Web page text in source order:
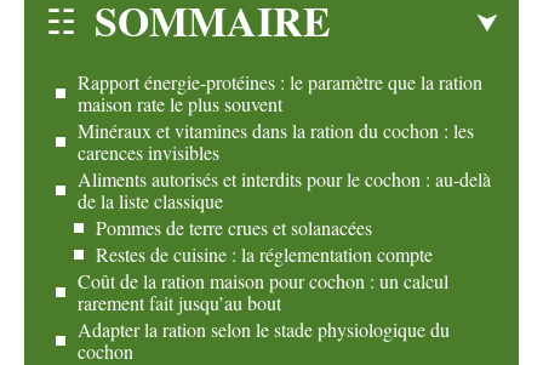
SOMMAIRE
Rapport énergie-protéines : le paramètre que la ration
maison rate le plus souvent
Minéraux et vitamines dans la ration du cochon : les
carences invisibles
Aliments autorisés et interdits pour le cochon : au-delà
de la liste classique
Pommes de terre crues et solanacées
Restes de cuisine : la réglementation compte
Coût de la ration maison pour cochon : un calcul
rarement fait jusqu’au bout
Adapter la ration selon le stade physiologique du
cochon